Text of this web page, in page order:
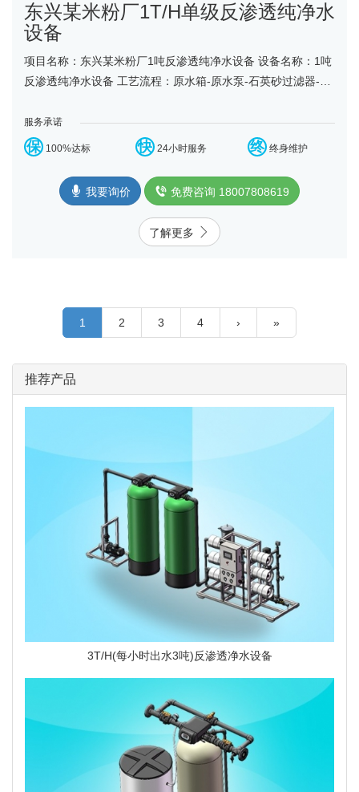
东兴某米粉厂1T/H单级反渗透纯净水
设备
项目名称：东兴某米粉厂1吨反渗透纯净水设备 设备名称：1吨
反渗透纯净水设备 工艺流程：原水箱-原水泵-石英砂过滤器-活
服务承诺
保 100%达标 快 24小时服务 终 终身维护
我要询价 免费咨询 18007808619
了解更多
1 2 3 4 › »
推荐产品
3T/H(每小时出水3吨)反渗透净水设备